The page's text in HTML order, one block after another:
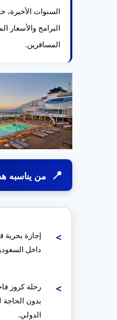
السنوات الأخيرة،
البرامج والأسعار
المسافرين.
من يناسبه
إجازة بحرية
داخل
رحلة كروز
بدون الحاجة
الدولي.